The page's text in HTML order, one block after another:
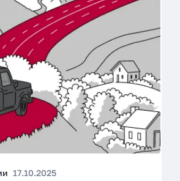
17.10.2025